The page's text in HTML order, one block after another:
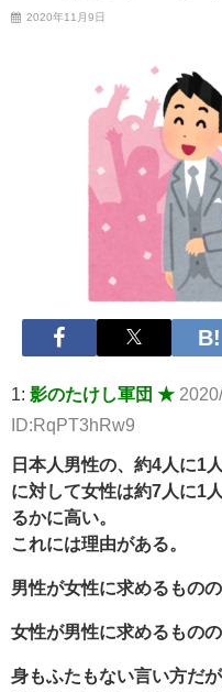
【画像】長濱ねる(27歳)の
ズｗｗｗｗｗｗｗｗｗｗ 他 /
【画像】人気Vチューバーさ
ｗｗｗｗｗ 他 / 2chnaviヘッ
【悲報】2050年の日本、独
ｗ 他 / 2chnaviヘッドライン
Powered by livedoor 相互
2020年11月9日
1: 影のたけし軍団 ★
ID:RqPT3hRw9
日本人男性の、約4人に1
に対して女性は約7人に1
るかに高い。
これには理由がある。
男性が女性に求めるもの
女性が男性に求めるもの
身もふたもない言い方だ